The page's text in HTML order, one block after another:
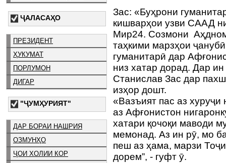
ҶАЛАСАҲО
ПРЕЗИДЕНТ
ҲУКУМАТ
ПОРЛУМОН
ДИГАР
"ҶУМҲУРИЯТ"
ДАР БОРАИ НАШРИЯ
ОЗМУНҲО
ҶОИ ХОЛИИ КОР
Зас: «Буҳрони
кишварҳои узви СААД
Мир24. Созмони
таҳкими марзҳои
гуманитарӣ дар
низ хатар дорад. Дар
Станислав Зас дар
изҳор дошт.
«Вазъият пас аз
аз Афғонистон
хатари қочоқи маводи
мемонад. Аз ин рӯ, мо
пеш аз ҳама, марзи
дорем”, - гуфт ӯ.